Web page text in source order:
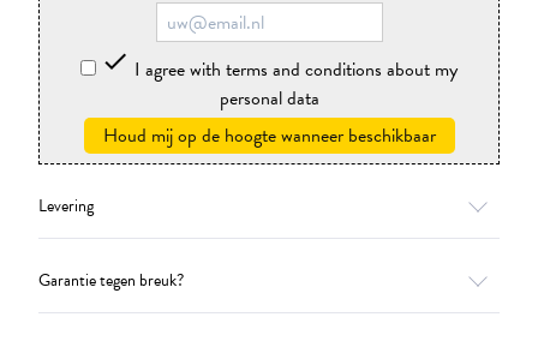
 I agree with terms and conditions about my
personal data
Houd mij op de hoogte wanneer beschikbaar
Levering
Garantie tegen breuk?